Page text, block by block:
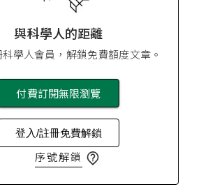
與科學人的距離
學人會員，解鎖免費額度文章。
付費訂閱無限瀏覽
登入/註冊免費解鎖
序號解鎖